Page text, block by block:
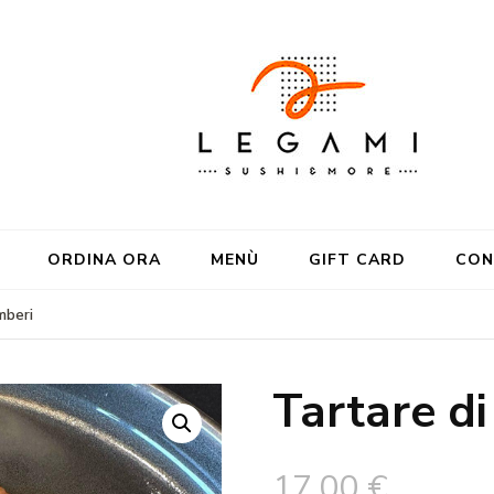
ORDINA ORA MENÙ GIFT CARD
Tartare